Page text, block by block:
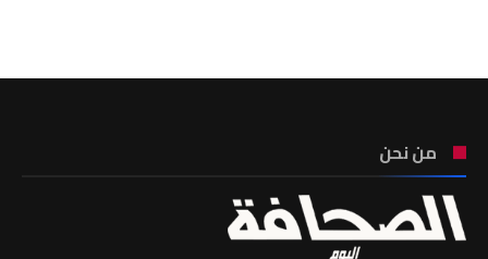
من نحن